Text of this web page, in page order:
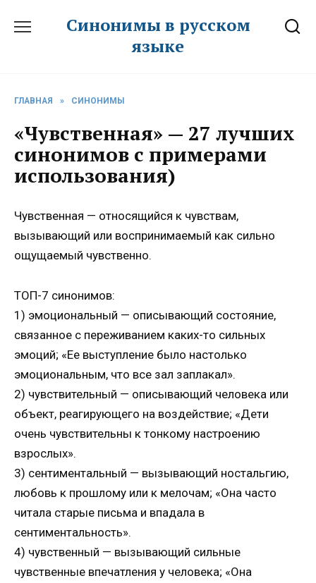
Синонимы в русском
языке
ГЛАВНАЯ » СИНОНИМЫ
«Чувственная» — 27 лучших
синонимов с примерами
использования)
Чувственная — относящийся к чувствам,
вызывающий или воспринимаемый как сильно
ощущаемый чувственно.
ТОП-7 синонимов:
1) эмоциональный — описывающий состояние,
связанное с переживанием каких-то сильных
эмоций; «Ее выступление было настолько
эмоциональным, что все зал заплакал».
2) чувствительный — описывающий человека или
объект, реагирующего на воздействие; «Дети
очень чувствительны к тонкому настроению
взрослых».
3) сентиментальный — вызывающий ностальгию,
любовь к прошлому или к мелочам; «Она часто
читала старые письма и впадала в
сентиментальность».
4) чувственный — вызывающий сильные
чувственные впечатления у человека; «Она